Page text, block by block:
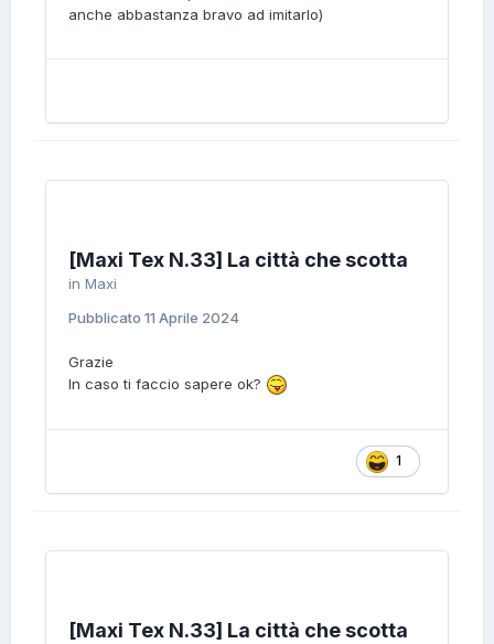
anche abbastanza bravo ad imitarlo)
[Maxi Tex N.33] La città che scotta
in Maxi
Pubblicato 11 Aprile 2024
Grazie
In caso ti faccio sapere ok?
1
[Maxi Tex N.33] La città che scotta